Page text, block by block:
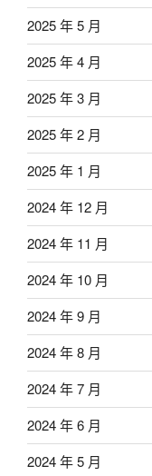
2025 年 5 月
2025 年 4 月
2025 年 3 月
2025 年 2 月
2025 年 1 月
2024 年 12 月
2024 年 11 月
2024 年 10 月
2024 年 9 月
2024 年 8 月
2024 年 7 月
2024 年 6 月
2024 年 5 月